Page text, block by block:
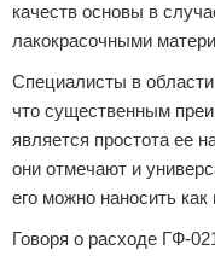
качеств основы в
лакокрасочными
Специалисты в
что существенным
является простота ее
они отмечают и
его можно наносить
Говоря о расходе ГФ-